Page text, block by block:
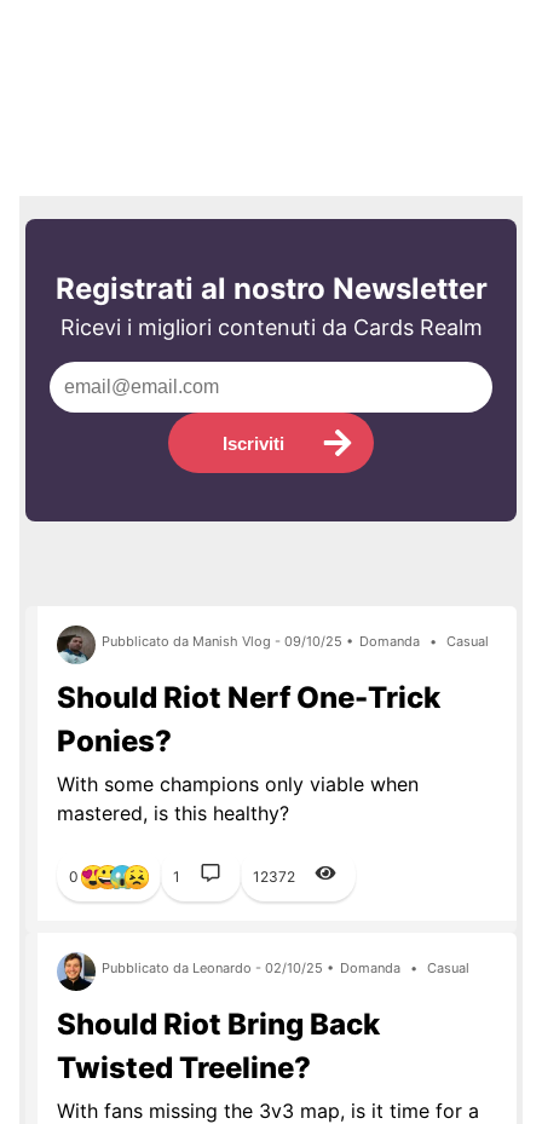
Registrati al nostro Newsletter
Ricevi i migliori contenuti da Cards Realm
Iscriviti
Pubblicato da Manish Vlog - 09/10/25 • Domanda • Casual
Should Riot Nerf One-Trick
Ponies?
With some champions only viable when
mastered, is this healthy?
0 1 12372
Pubblicato da Leonardo - 02/10/25 • Domanda • Casual
Should Riot Bring Back
Twisted Treeline?
With fans missing the 3v3 map, is it time for a